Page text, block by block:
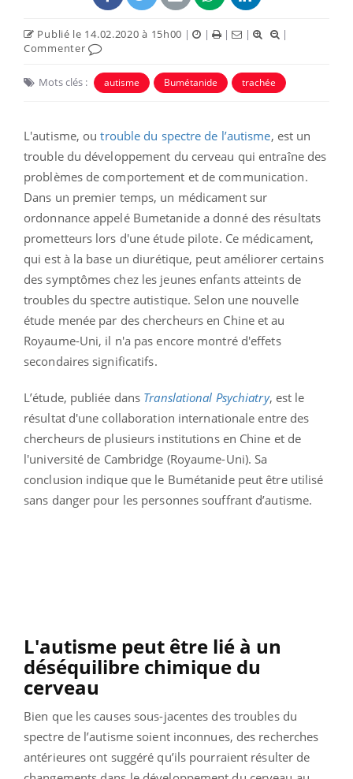
Publié le 14.02.2020 à 15h00 | | | |
|
Commenter
Mots clés : autisme Bumétanide trachée
L'autisme, outrouble du spectre de l’autisme, est un
trouble du développement du cerveau qui entraîne des
problèmes de comportement et de communication.
Dans un premier temps, un médicament sur
ordonnance appelé Bumetanide a donné des résultats
prometteurs lors d'une étude pilote. Ce médicament,
qui est à la base un diurétique, peut améliorer certains
des symptômes chez les jeunes enfants atteints de
troubles du spectre autistique. Selon une nouvelle
étude menée par des chercheurs en Chine et au
Royaume-Uni, il n'a pas encore montré d'effets
secondaires significatifs.
L’étude, publiée dans Translational Psychiatry, est le
résultat d'une collaboration internationale entre des
chercheurs de plusieurs institutions en Chine et de
l'université de Cambridge (Royaume-Uni). Sa
conclusion indique que le Bumétanide peut être utilisé
sans danger pour les personnes souffrant d’autisme.
L'autisme peut être lié à un
déséquilibre chimique du
cerveau
Bien que les causes sous-jacentes des troubles du
spectre de l’autisme soient inconnues, des recherches
antérieures ont suggéré qu’ils pourraient résulter de